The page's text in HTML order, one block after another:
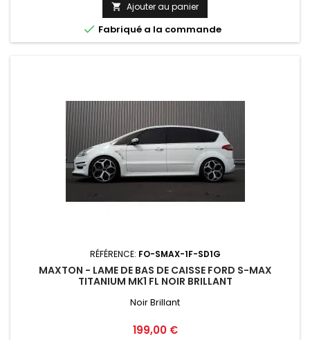
 Ajouter au panier
 Fabriqué a la commande
RÉFÉRENCE: FO-SMAX-1F-SD1G
MAXTON - LAME DE BAS DE CAISSE FORD S-MAX
TITANIUM MK1 FL NOIR BRILLANT
Noir Brillant
Prix
199,00 €